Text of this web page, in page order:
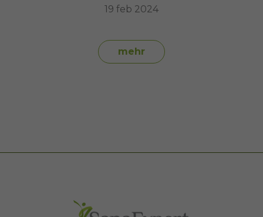
19 feb 2024
mehr